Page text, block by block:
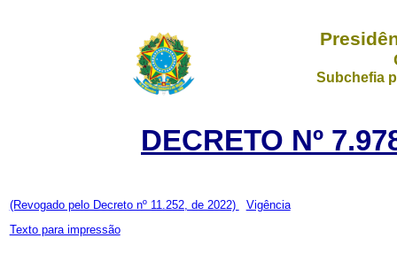
Subchefia
DECRETO Nº
(Revogado pelo Decreto nº 11.252, de 2022)
Vigência
Texto para impressão